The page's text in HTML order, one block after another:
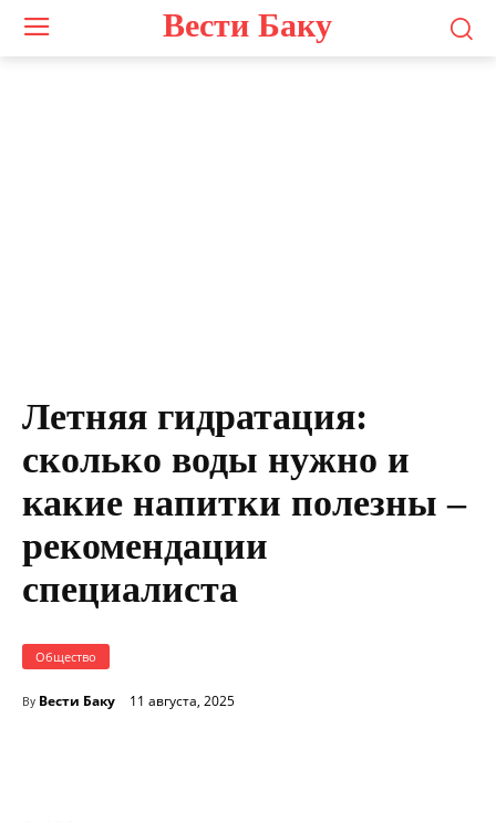
Вести Баку
Летняя гидратация:
сколько воды нужно и
какие напитки полезны –
рекомендации
специалиста
Общество
By Вести Баку 11 августа, 2025